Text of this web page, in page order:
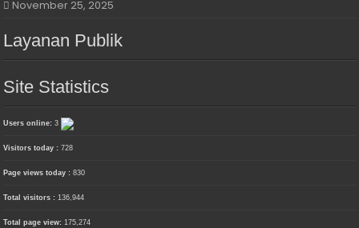
November 25, 2025
Layanan Publik
Site Statistics
Users online:3
Visitors today :728
Page views today :830
Total visitors :136,944
Total page view:175,274